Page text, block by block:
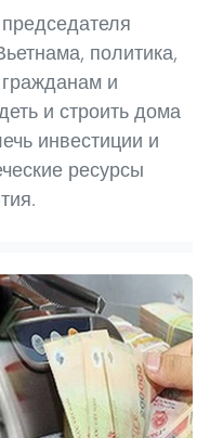
политика,
и
и строить дома
инвестиции и
ресурсы